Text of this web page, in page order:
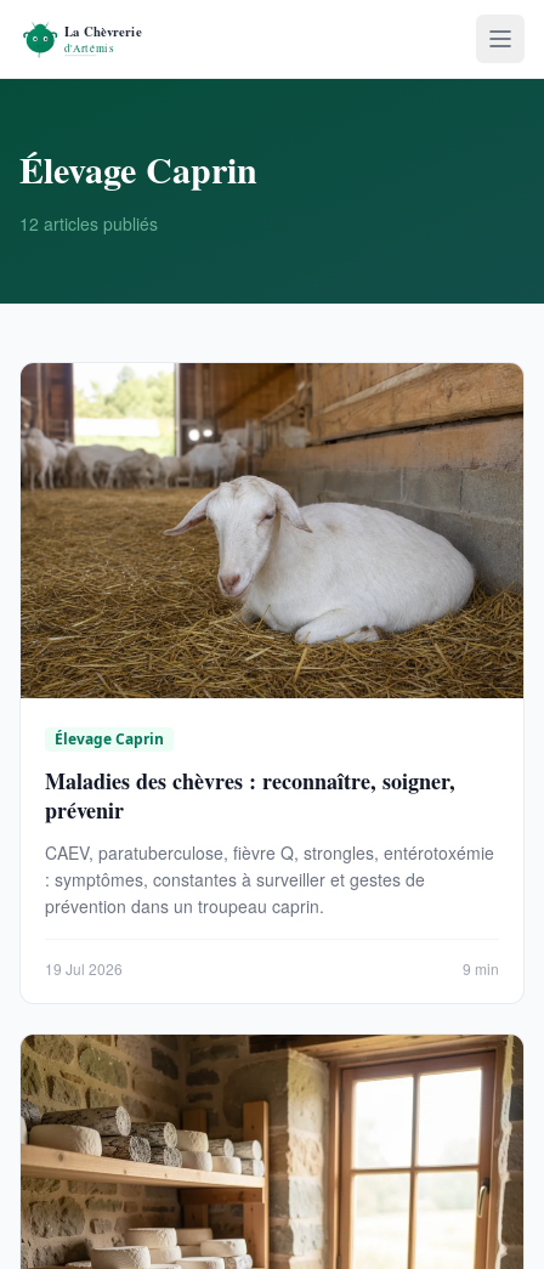
Élevage Caprin
12 articles publiés
Élevage Caprin
Maladies des chèvres : reconnaître, soigner,
prévenir
CAEV, paratuberculose, fièvre Q, strongles, entérotoxémie
: symptômes, constantes à surveiller et gestes de
prévention dans un troupeau caprin.
19 Jul 2026 9 min